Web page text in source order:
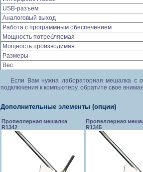
USB-разъем
Аналоговый выход
Работа с программным обеспечением
Мощность потребляемая
Мощность производимая
Размеры
Вес
Если Вам нужна лабораторная мешалка с
подключения к компьютеру, обратите свое
Дополнительные элементы (опции)
Пропеллерная мешалка
R1342
Пропеллерная
R1345